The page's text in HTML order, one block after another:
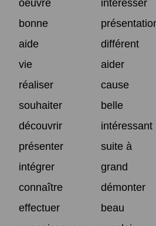
oeuvre
intéresser
bonne
aide
différent
vie
aider
réaliser
cause
souhaiter
belle
découvrir
intéressant
présenter
suite à
intégrer
grand
connaître
démonter
effectuer
beau